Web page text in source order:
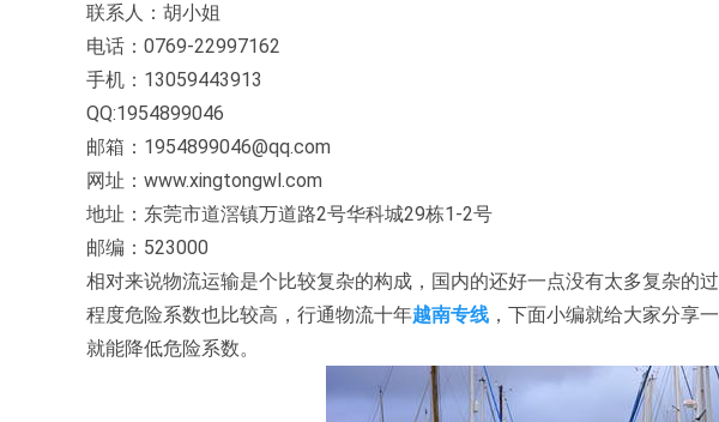
联系人：胡小姐
电话：0769-22997162
手机：13059443913
QQ:1954899046
邮箱：1954899046@qq.com
网址：www.xingtongwl.com
地址：东莞市道滘镇万道路2号华科城29栋1-2号
邮编：523000
相对来说物流运输是个比较复杂的构成，国内的还好一点没有太多复杂的
程度危险系数也比较高，行通物流十年越南专线 ，下面小编就给大家分享
就能降低危险系数。